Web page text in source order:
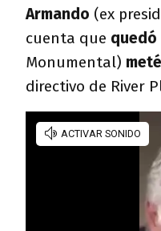
Armando (ex
cuenta que quedó
Monumental)
directivo de River